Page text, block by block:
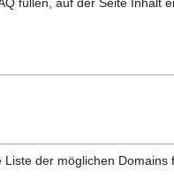
füllen, auf der Seite Inhalt
der möglichen Domains